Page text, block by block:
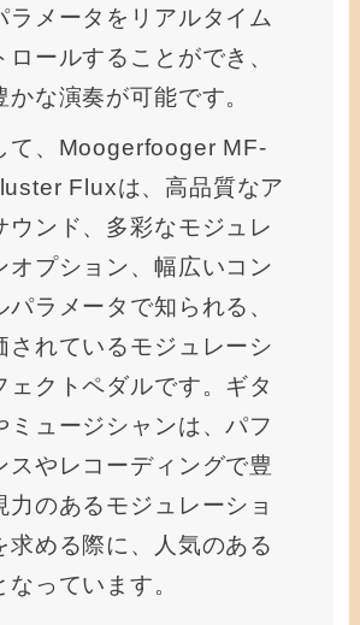
ラメータをリアルタイム
ロールすることができ、
かな演奏が可能です。
て、Moogerfooger MF-
Fluxは、高品質なア
ウンド、多彩なモジュレ
オプション、幅広いコン
パラメータで知られる、
されているモジュレーシ
ェクトペダルです。ギタ
ミュージシャンは、パフ
スやレコーディングで豊
力のあるモジュレーショ
求める際に、人気のある
なっています。